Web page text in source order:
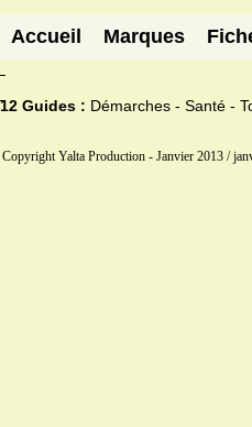
Accueil Marques
12 Guides : Démarches - Santé -
Copyright Yalta Production - Janvier 2013 /